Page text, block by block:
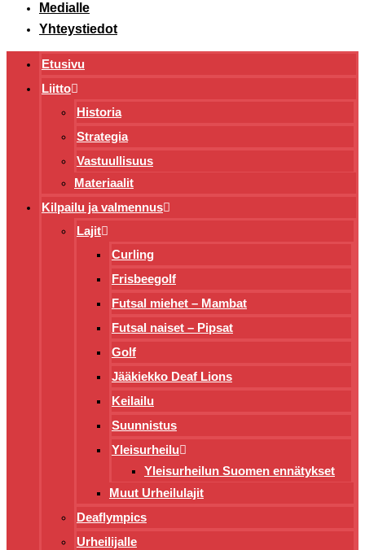
Medialle
Yhteystiedot
Etusivu
Liitto
Historia
Strategia
Vastuullisuus
Materiaalit
Kilpailu ja valmennus
Lajit
Curling
Frisbeegolf
Futsal miehet – Mambat
Futsal naiset – Pipsat
Golf
Jääkiekko Deaf Lions
Keilailu
Suunnistus
Yleisurheilu
Yleisurheilun Suomen ennätykset
Muut Urheilulajit
Deaflympics
Urheilijalle